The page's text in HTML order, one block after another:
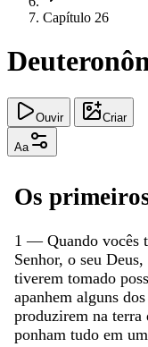
Capítulo 26
Ouvir Criar
Aa
Os
1 — Quando vocês
Senhor, o seu Deus,
tiverem tomado
apanhem alguns dos
produzirem na terra
ponham tudo em